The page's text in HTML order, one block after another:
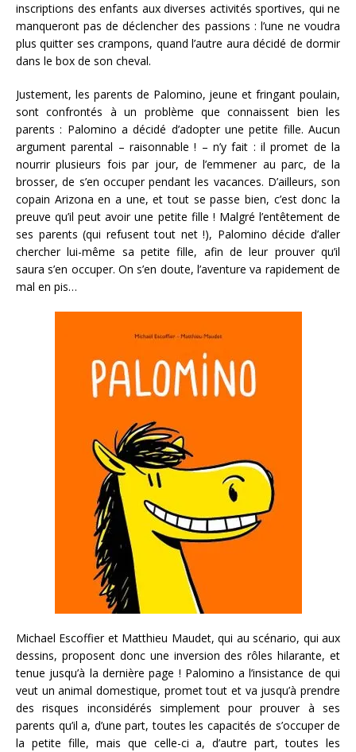
inscriptions des enfants aux diverses activités sportives, qui ne
manqueront pas de déclencher des passions : l’une ne voudra
plus quitter ses crampons, quand l’autre aura décidé de dormir
dans le box de son cheval.
Justement, les parents de Palomino, jeune et fringant poulain,
sont confrontés à un problème que connaissent bien les
parents : Palomino a décidé d’adopter une petite fille. Aucun
argument parental – raisonnable ! – n’y fait : il promet de la
nourrir plusieurs fois par jour, de l’emmener au parc, de la
brosser, de s’en occuper pendant les vacances. D’ailleurs, son
copain Arizona en a une, et tout se passe bien, c’est donc la
preuve qu’il peut avoir une petite fille ! Malgré l’entêtement de
ses parents (qui refusent tout net !), Palomino décide d’aller
chercher lui-même sa petite fille, afin de leur prouver qu’il
saura s’en occuper. On s’en doute, l’aventure va rapidement de
mal en pis…
Michael Escoffier et Matthieu Maudet, qui au scénario, qui aux
dessins, proposent donc une inversion des rôles hilarante, et
tenue jusqu’à la dernière page ! Palomino a l’insistance de qui
veut un animal domestique, promet tout et va jusqu’à prendre
des risques inconsidérés simplement pour prouver à ses
parents qu’il a, d’une part, toutes les capacités de s’occuper de
la petite fille, mais que celle-ci a, d’autre part, toutes les